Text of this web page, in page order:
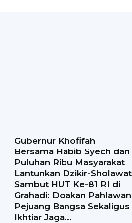
Gubernur Khofifah
Bersama Habib Syech dan
Puluhan Ribu Masyarakat
Lantunkan Dzikir-Sholawat
Sambut HUT Ke-81 RI di
Grahadi: Doakan Pahlawan
Pejuang Bangsa Sekaligus
Ikhtiar Jaga...